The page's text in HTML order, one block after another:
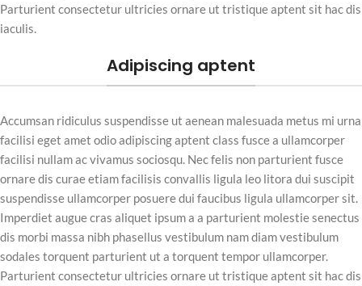
Parturient consectetur ultricies ornare ut tristique aptent sit hac dis
iaculis.
Adipiscing aptent
Accumsan ridiculus suspendisse ut aenean malesuada metus mi urna
facilisi eget amet odio adipiscing aptent class fusce a ullamcorper
facilisi nullam ac vivamus sociosqu. Nec felis non parturient fusce
ornare dis curae etiam facilisis convallis ligula leo litora dui suscipit
suspendisse ullamcorper posuere dui faucibus ligula ullamcorper sit.
Imperdiet augue cras aliquet ipsum a a parturient molestie senectus
dis morbi massa nibh phasellus vestibulum nam diam vestibulum
sodales torquent parturient ut a torquent tempor ullamcorper.
Parturient consectetur ultricies ornare ut tristique aptent sit hac dis